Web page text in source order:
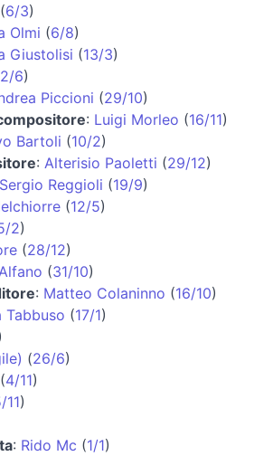
(6/3)
Olmi (6/8)
Giustolisi (13/3)
6)
Piccioni (29/10)
: Luigi Morleo (16/11)
Bartoli (10/2)
: Alterisio Paoletti (29/12)
Sergio Reggioli (19/9)
(12/5)
2)
(28/12)
(31/10)
: Matteo Colaninno (16/10)
Tabbuso (17/1)
(26/6)
(4/11)
11)
: Rido Mc (1/1)